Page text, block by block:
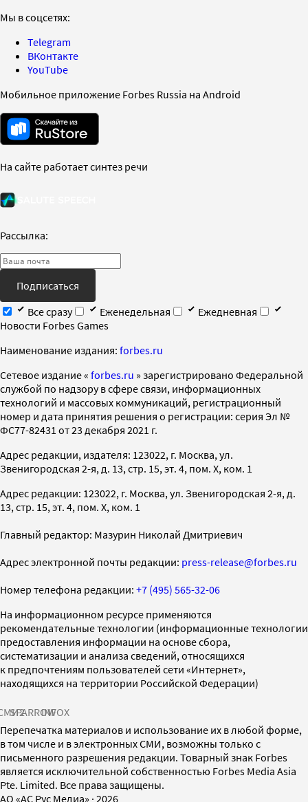
Мы в соцсетях:
Telegram
ВКонтакте
YouTube
Мобильное приложение Forbes Russia на Android
На сайте работает синтез речи
Рассылка:
Подписаться
Все сразу
Еженедельная
Ежедневная
Новости Forbes Games
Наименование издания: forbes.ru
Cетевое издание « forbes.ru » зарегистрировано Федеральной
службой по надзору в сфере связи, информационных
технологий и массовых коммуникаций, регистрационный
номер и дата принятия решения о регистрации: серия Эл №
ФС77-82431 от 23 декабря 2021 г.
Адрес редакции, издателя: 123022, г. Москва, ул.
Звенигородская 2-я, д. 13, стр. 15, эт. 4, пом. X, ком. 1
Адрес редакции: 123022, г. Москва, ул. Звенигородская 2-я, д.
13, стр. 15, эт. 4, пом. X, ком. 1
Главный редактор: Мазурин Николай Дмитриевич
Адрес электронной почты редакции: press-release@forbes.ru
Номер телефона редакции: +7 (495) 565-32-06
На информационном ресурсе применяются
рекомендательные технологии (информационные технологии
предоставления информации на основе сбора,
систематизации и анализа сведений, относящихся
к предпочтениям пользователей сети «Интернет»,
находящихся на территории Российской Федерации)
SPARROWINFOX
Перепечатка материалов и использование их в любой форме,
в том числе и в электронных СМИ, возможны только с
письменного разрешения редакции. Товарный знак Forbes
является исключительной собственностью Forbes Media Asia
Pte. Limited. Все права защищены.
AO «АС Рус Медиа» · 2026